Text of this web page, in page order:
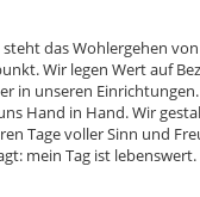
steht das Wohlergehen
Wir legen Wert auf
in unseren
Hand in Hand. Wir
Tage voller Sinn und
mein Tag ist lebenswert.